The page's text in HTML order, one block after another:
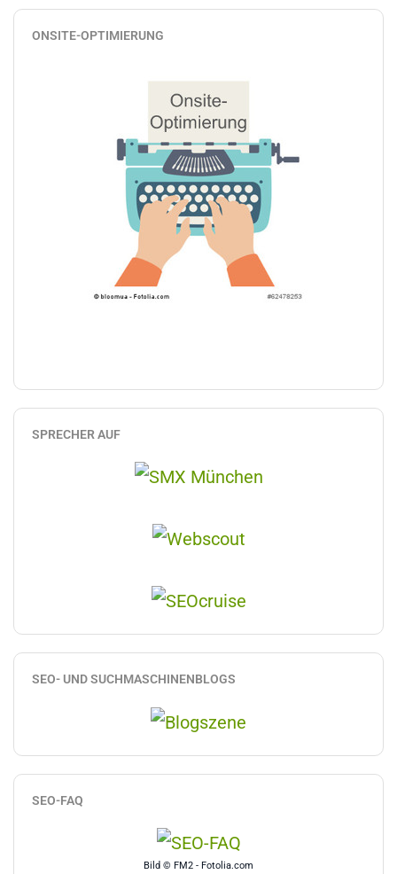
ONSITE-OPTIMIERUNG
SPRECHER AUF
SEO- UND SUCHMASCHINENBLOGS
SEO-FAQ
Bild © FM2 - Fotolia.com